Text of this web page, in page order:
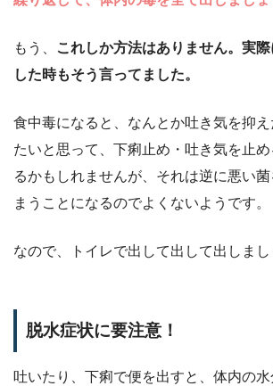
もう、
これしか方法はありません。実
した時もそう言ってました。
食中毒になると、なんとか吐き気を抑え
たいと思って、下痢止め・吐き気を止
るかもしれませんが、それは逆に悪い
まうことになるのでよくないようです。
なので、トイレで出して出して出しまし
脱水症状に要注意！
吐いたり、下痢で便を出すと、体内の